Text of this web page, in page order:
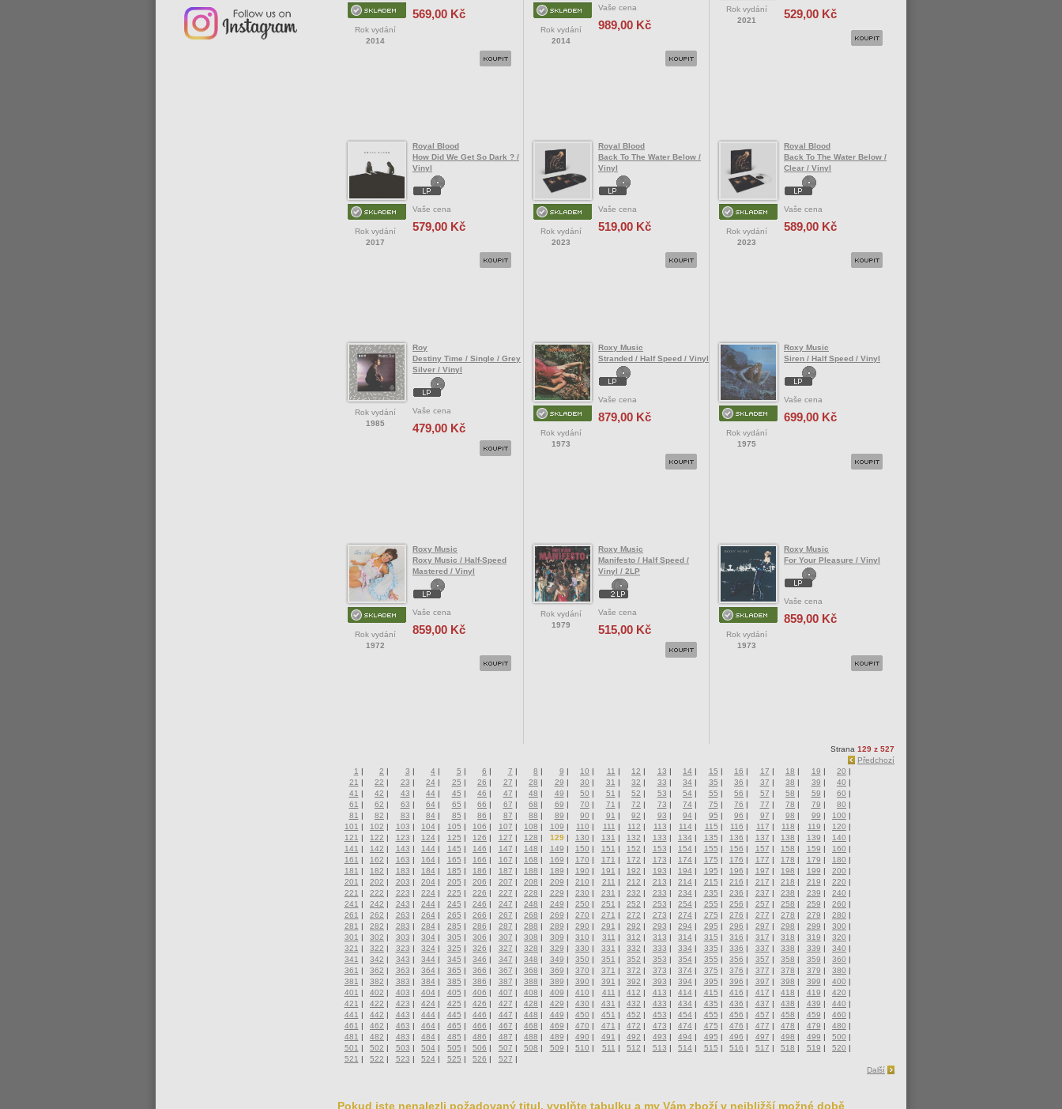
Rok vydání
2014
569,00 Kč
Rok vydání
2014
Vaše cena
989,00 Kč
Rok vydání
2021
529,00 Kč
Rok vydání
2017
Royal Blood
How Did We Get So Dark ? /
Vinyl
Vaše cena
579,00 Kč
Rok vydání
2023
Royal Blood
Back To The Water Below /
Vinyl
Vaše cena
519,00 Kč
Rok vydání
2023
Royal Blood
Back To The Water Below /
Clear / Vinyl
Vaše cena
589,00 Kč
Rok vydání
1985
Roy
Destiny Time / Single / Grey
Silver / Vinyl
Vaše cena
479,00 Kč
Rok vydání
1973
Roxy Music
Stranded / Half Speed / Vinyl
Vaše cena
879,00 Kč
Rok vydání
1975
Roxy Music
Siren / Half Speed / Vinyl
Vaše cena
699,00 Kč
Rok vydání
1972
Roxy Music
Roxy Music / Half-Speed
Mastered / Vinyl
Vaše cena
859,00 Kč
Rok vydání
1979
Roxy Music
Manifesto / Half Speed /
Vinyl / 2LP
Vaše cena
515,00 Kč
Rok vydání
1973
Roxy Music
For Your Pleasure / Vinyl
Vaše cena
859,00 Kč
Strana 129 z 527
Předchozí
1 | 2 | 3 | 4 | 5 | 6 | 7 | 8 | 9 | 10 | 11 | 12 | 13 | 14 | 15 | 16 | 17 | 18 | 19 | 20 |
21 | 22 | 23 | 24 | 25 | 26 | 27 | 28 | 29 | 30 | 31 | 32 | 33 | 34 | 35 | 36 | 37 | 38 | 39 | 40 |
41 | 42 | 43 | 44 | 45 | 46 | 47 | 48 | 49 | 50 | 51 | 52 | 53 | 54 | 55 | 56 | 57 | 58 | 59 | 60 |
61 | 62 | 63 | 64 | 65 | 66 | 67 | 68 | 69 | 70 | 71 | 72 | 73 | 74 | 75 | 76 | 77 | 78 | 79 | 80 |
81 | 82 | 83 | 84 | 85 | 86 | 87 | 88 | 89 | 90 | 91 | 92 | 93 | 94 | 95 | 96 | 97 | 98 | 99 | 100 |
101 | 102 | 103 | 104 | 105 | 106 | 107 | 108 | 109 | 110 | 111 | 112 | 113 | 114 | 115 | 116 | 117 | 118 | 119 | 120 |
121 | 122 | 123 | 124 | 125 | 126 | 127 | 128 | 129| 130 | 131 | 132 | 133 | 134 | 135 | 136 | 137 | 138 | 139 | 140 |
141 | 142 | 143 | 144 | 145 | 146 | 147 | 148 | 149 | 150 | 151 | 152 | 153 | 154 | 155 | 156 | 157 | 158 | 159 | 160 |
161 | 162 | 163 | 164 | 165 | 166 | 167 | 168 | 169 | 170 | 171 | 172 | 173 | 174 | 175 | 176 | 177 | 178 | 179 | 180 |
181 | 182 | 183 | 184 | 185 | 186 | 187 | 188 | 189 | 190 | 191 | 192 | 193 | 194 | 195 | 196 | 197 | 198 | 199 | 200 |
201 | 202 | 203 | 204 | 205 | 206 | 207 | 208 | 209 | 210 | 211 | 212 | 213 | 214 | 215 | 216 | 217 | 218 | 219 | 220 |
221 | 222 | 223 | 224 | 225 | 226 | 227 | 228 | 229 | 230 | 231 | 232 | 233 | 234 | 235 | 236 | 237 | 238 | 239 | 240 |
241 | 242 | 243 | 244 | 245 | 246 | 247 | 248 | 249 | 250 | 251 | 252 | 253 | 254 | 255 | 256 | 257 | 258 | 259 | 260 |
261 | 262 | 263 | 264 | 265 | 266 | 267 | 268 | 269 | 270 | 271 | 272 | 273 | 274 | 275 | 276 | 277 | 278 | 279 | 280 |
281 | 282 | 283 | 284 | 285 | 286 | 287 | 288 | 289 | 290 | 291 | 292 | 293 | 294 | 295 | 296 | 297 | 298 | 299 | 300 |
301 | 302 | 303 | 304 | 305 | 306 | 307 | 308 | 309 | 310 | 311 | 312 | 313 | 314 | 315 | 316 | 317 | 318 | 319 | 320 |
321 | 322 | 323 | 324 | 325 | 326 | 327 | 328 | 329 | 330 | 331 | 332 | 333 | 334 | 335 | 336 | 337 | 338 | 339 | 340 |
341 | 342 | 343 | 344 | 345 | 346 | 347 | 348 | 349 | 350 | 351 | 352 | 353 | 354 | 355 | 356 | 357 | 358 | 359 | 360 |
361 | 362 | 363 | 364 | 365 | 366 | 367 | 368 | 369 | 370 | 371 | 372 | 373 | 374 | 375 | 376 | 377 | 378 | 379 | 380 |
381 | 382 | 383 | 384 | 385 | 386 | 387 | 388 | 389 | 390 | 391 | 392 | 393 | 394 | 395 | 396 | 397 | 398 | 399 | 400 |
401 | 402 | 403 | 404 | 405 | 406 | 407 | 408 | 409 | 410 | 411 | 412 | 413 | 414 | 415 | 416 | 417 | 418 | 419 | 420 |
421 | 422 | 423 | 424 | 425 | 426 | 427 | 428 | 429 | 430 | 431 | 432 | 433 | 434 | 435 | 436 | 437 | 438 | 439 | 440 |
441 | 442 | 443 | 444 | 445 | 446 | 447 | 448 | 449 | 450 | 451 | 452 | 453 | 454 | 455 | 456 | 457 | 458 | 459 | 460 |
461 | 462 | 463 | 464 | 465 | 466 | 467 | 468 | 469 | 470 | 471 | 472 | 473 | 474 | 475 | 476 | 477 | 478 | 479 | 480 |
481 | 482 | 483 | 484 | 485 | 486 | 487 | 488 | 489 | 490 | 491 | 492 | 493 | 494 | 495 | 496 | 497 | 498 | 499 | 500 |
501 | 502 | 503 | 504 | 505 | 506 | 507 | 508 | 509 | 510 | 511 | 512 | 513 | 514 | 515 | 516 | 517 | 518 | 519 | 520 |
521 | 522 | 523 | 524 | 525 | 526 | 527 |
Další
Pokud jste nenalezli požadovaný titul, vyplňte tabulku a my Vám zboží v nejbližší možné době